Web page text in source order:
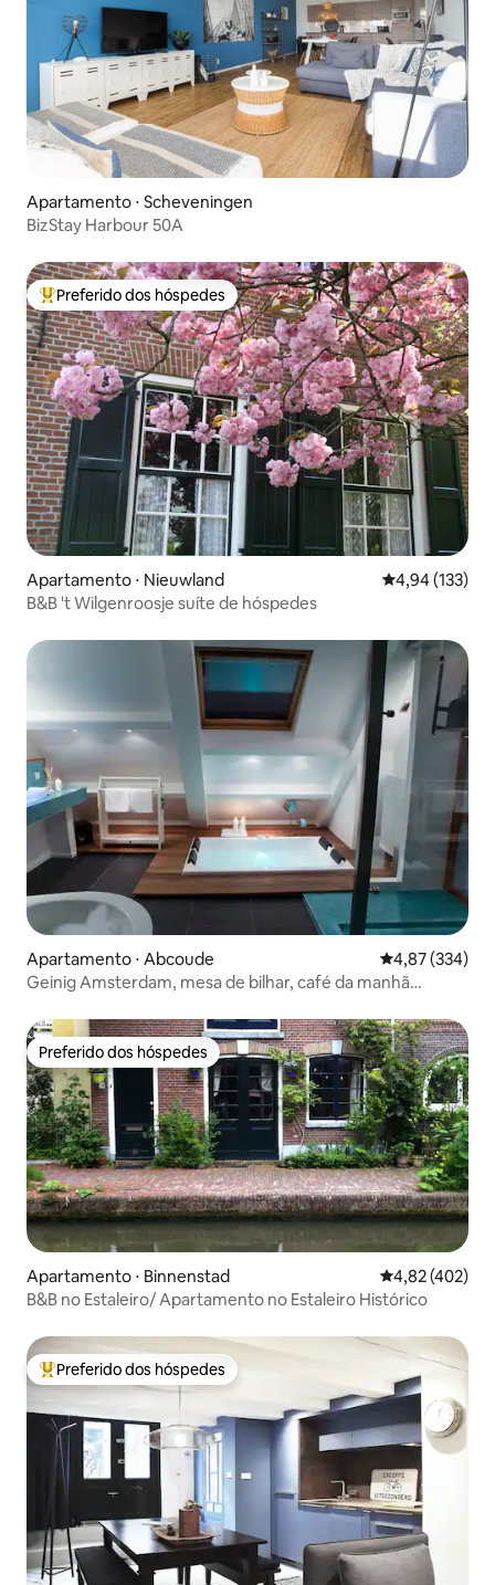
Apartamento ⋅ Scheveningen
BizStay Harbour 50A
Entre os melhores preferidos dos hóspedes
Preferido dos hóspedes
Apartamento ⋅ Nieuwland 4,94 de uma
4,94 (133)
B&B 't Wilgenroosje suíte de hóspedes
Apartamento ⋅ Abcoude 4,87 de uma
4,87 (334)
Geinig Amsterdam, mesa de bilhar, café da manhã
Preferido dos hóspedes
Preferido dos hóspedes
Apartamento ⋅ Binnenstad 4,82 de uma
4,82 (402)
B&B no Estaleiro/ Apartamento no Estaleiro Histórico
Entre os melhores preferidos dos hóspedes
Preferido dos hóspedes